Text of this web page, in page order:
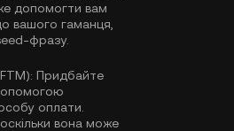
допомогти вам
вашого гаманця,
фразу.
Придбайте
оплати.
вона може